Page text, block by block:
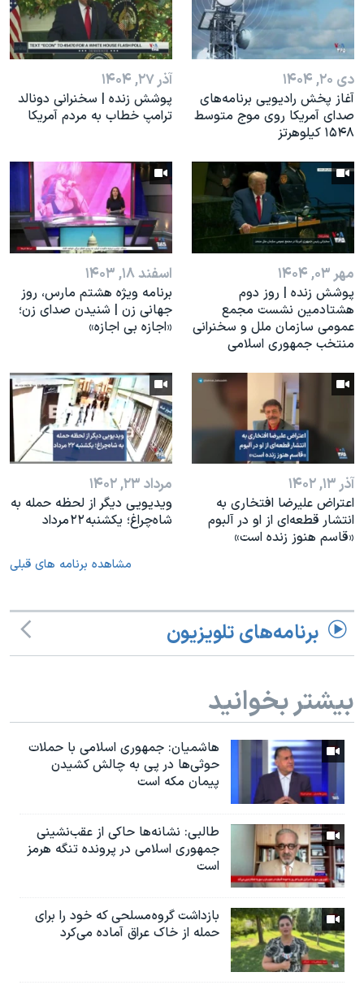
نرگس محمدی برنده جایزه نوبل صلح
همایش محافظه‌کاران آمریکا «سی‌پک»
صفحه‌های ویژه
سفر پرزیدنت ترامپ به چین
دی ۲۰, ۱۴۰۴
آغاز پخش رادیویی برنامه‌های
صدای آمریکا روی موج متوسط
۱۵۴۸ کیلوهرتز
آذر ۲۷, ۱۴۰۴
پوشش زنده | سخنرانی دونالد
ترامپ خطاب به مردم آمریکا
مهر ۰۳, ۱۴۰۴
پوشش زنده | روز دوم
هشتادمین نشست مجمع
عمومی سازمان ملل و سخنرانی
منتخب جمهوری اسلامی
اسفند ۱۸, ۱۴۰۳
برنامه ویژه هشتم مارس، روز
جهانی زن | شنیدن صدای زن؛
«اجازه بی اجازه»
آذر ۱۳, ۱۴۰۲
اعتراض علیرضا افتخاری به
انتشار قطعه‌ای از او در آلبوم
«قاسم هنوز زنده است»
مرداد ۲۳, ۱۴۰۲
ویدیویی دیگر از لحظه حمله به
شاه‌چراغ؛ یکشنبه ۲۲ مرداد
مشاهده برنامه های قبلی
برنامه‌های تلویزیون
بیشتر بخوانید
هاشمیان: جمهوری اسلامی با حملات
حوثی‌ها در پی به چالش کشیدن
پیمان مکه است
طالبی: نشانه‌ها حاکی از عقب‌نشینی
جمهوری اسلامی در پرونده تنگه هرمز
است
بازداشت گروه مسلحی که خود را برای
حمله از خاک عراق آماده می‌کرد